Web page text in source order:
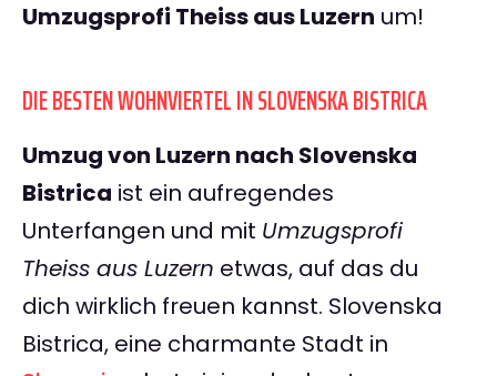
Umzugsprofi Theiss aus Luzern um!
DIE BESTEN WOHNVIERTEL IN SLOVENSKA BISTRICA
Umzug von Luzern nach Slovenska
Bistrica ist ein aufregendes
Unterfangen und mit Umzugsprofi
Theiss aus Luzern etwas, auf das du
dich wirklich freuen kannst. Slovenska
Bistrica, eine charmante Stadt in